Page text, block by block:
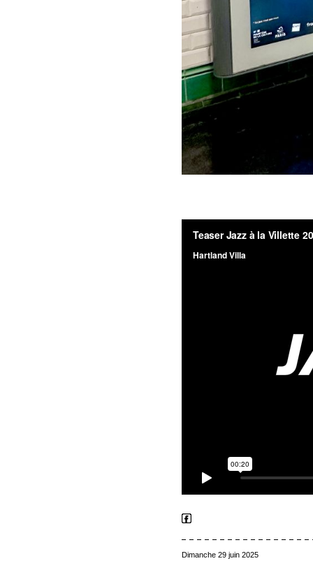
Dimanche 29 juin 2025